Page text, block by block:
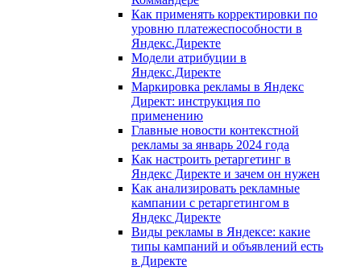
Как применять корректировки по
уровню платежеспособности в
Яндекс.Директе
Модели атрибуции в
Яндекс.Директе
Маркировка рекламы в Яндекс
Директ: инструкция по
применению
Главные новости контекстной
рекламы за январь 2024 года
Как настроить ретаргетинг в
Яндекс Директе и зачем он нужен
Как анализировать рекламные
кампании с ретаргетингом в
Яндекс Директе
Виды рекламы в Яндексе: какие
типы кампаний и объявлений есть
в Директе